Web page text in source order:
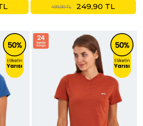
499,90 TL 249,90 TL